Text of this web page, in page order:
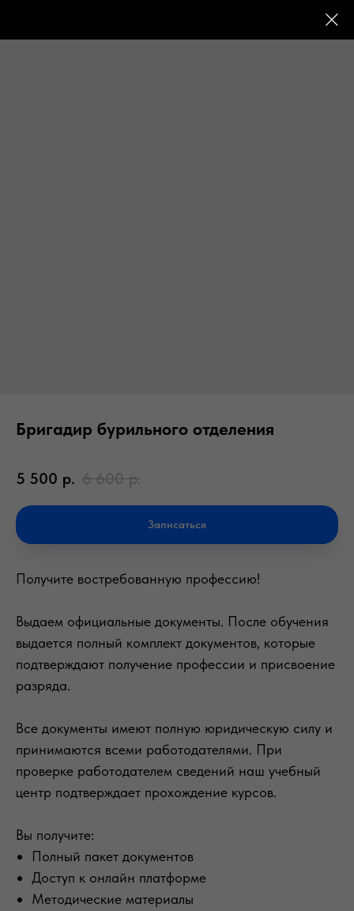
Бригадир бурильного отделения
5 500 р. 6 600 р.
Записаться
Получите востребованную профессию!
Выдаем официальные документы. После обучения
выдается полный комплект документов, которые
подтверждают получение профессии и присвоение
разряда.
Все документы имеют полную юридическую силу и
принимаются всеми работодателями. При
проверке работодателем сведений наш учебный
центр подтверждает прохождение курсов.
Вы получите:
Полный пакет документов
Доступ к онлайн платформе
Методические материалы